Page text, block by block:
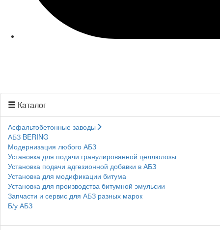
Каталог
Асфальтобетонные заводы
АБЗ BERING
Модернизация любого АБЗ
Установка для подачи гранулированной целлюлозы
Установка подачи адгезионной добавки в АБЗ
Установка для модификации битума
Установка для производства битумной эмульсии
Запчасти и сервис для АБЗ разных марок
Б/у АБЗ